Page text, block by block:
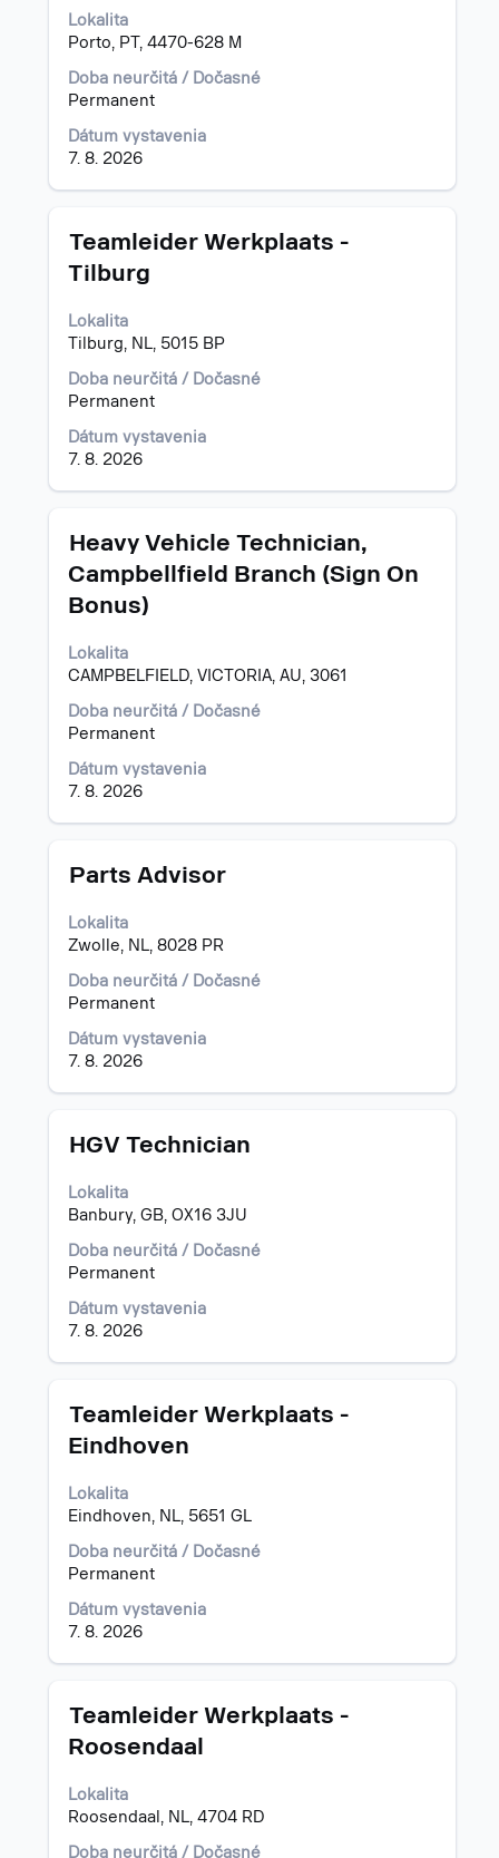
klávesu
Lokalita
Porto, PT, 4470-628 M
Doba neurčitá / Dočasné
Permanent
Dátum vystavenia
7. 8. 2026
na
zobrazenie
celého
obsahu
informácií
pracovnej
pozícii.
Názov
Teamleider Werkplaats -
Tilburg
Lokalita
Tilburg, NL, 5015 BP
Doba neurčitá / Dočasné
Permanent
Dátum vystavenia
7. 8. 2026
Stlačte
na
celého
obsahu
informácií
o
pozícii.
Názov
Heavy Vehicle Technician,
Campbellfield Branch (Sign On
Bonus)
Lokalita
CAMPBELFIELD, VICTORIA, AU, 3061
Doba neurčitá / Dočasné
Permanent
Dátum vystavenia
7. 8. 2026
Stlačte
medzerník
na
zobrazenie
obsahu
informácií
pracovnej
pozícii.
Názov
Parts Advisor
Lokalita
Zwolle, NL, 8028 PR
Doba neurčitá / Dočasné
Permanent
Dátum vystavenia
7. 8. 2026
Stlačte
na
zobrazenie
obsahu
informácií
pracovnej
pozícii.
Názov
HGV Technician
Lokalita
Banbury, GB, OX16 3JU
Doba neurčitá / Dočasné
Permanent
Dátum vystavenia
7. 8. 2026
Stlačte
na
zobrazenie
obsahu
informácií
pracovnej
pozícii.
Názov
Teamleider Werkplaats -
Eindhoven
Lokalita
Eindhoven, NL, 5651 GL
Doba neurčitá / Dočasné
Permanent
Dátum vystavenia
7. 8. 2026
Stlačte
na
celého
obsahu
informácií
o
pozícii.
Názov
Teamleider Werkplaats -
Roosendaal
Lokalita
Roosendaal, NL, 4704 RD
Doba neurčitá / Dočasné
Stlačte
na
celého
obsahu
informácií